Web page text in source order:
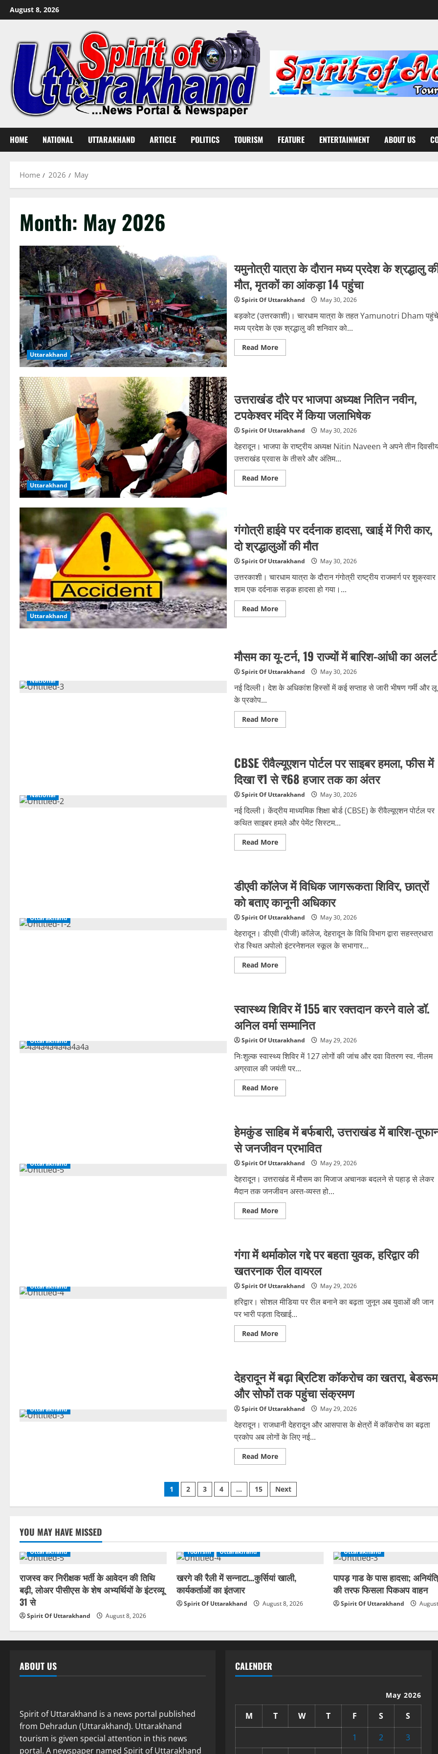
Skip
to
August 8, 2026
HOME NATIONAL UTTARAKHAND ARTICLE POLITICS TOURISM FEATURE ENTERTAINMENT ABOUT US
Home 2026 May
Month: May 2026
Uttarakhand
यमुनोत्री यात्रा के दौरान मध्य प्रदेश के श्रद्धालु
मौत, मृतकों का आंकड़ा 14 पहुंचा
Spirit Of Uttarakhand May 30, 2026
बड़कोट (उत्तरकाशी)। चारधाम यात्रा के तहत Yamunotri Dham पहुंचे
मध्य प्रदेश के एक श्रद्धालु की शनिवार को...
Read MoreRead
more
मध्य
प्रदेश
के
श्रद्धालु
की
मौत,
मृतकों
का
आंकड़ा
14
पहुंचा
Uttarakhand
उत्तराखंड दौरे पर भाजपा अध्यक्ष नितिन नवीन,
टपकेश्वर मंदिर में किया जलाभिषेक
Spirit Of Uttarakhand May 30, 2026
देहरादून। भाजपा के राष्ट्रीय अध्यक्ष Nitin Naveen ने अपने तीन
उत्तराखंड प्रवास के तीसरे और अंतिम...
Read MoreRead
more
अध्यक्ष
नितिन
नवीन,
टपकेश्वर
मंदिर
में
किया
जलाभिषेक
Uttarakhand
गंगोत्री हाईवे पर दर्दनाक हादसा, खाई में गिरी कार,
दो श्रद्धालुओं की मौत
Spirit Of Uttarakhand May 30, 2026
उत्तरकाशी। चारधाम यात्रा के दौरान गंगोत्री राष्ट्रीय राजमार्ग पर शुक्रवार
शाम एक दर्दनाक सड़क हादसा हो गया।...
Read MoreRead
more
दर्दनाक
हादसा,
खाई
में
गिरी
कार,
दो
मौत
National
मौसम का यू-टर्न, 19 राज्यों में बारिश-आंधी का अलर्ट
Spirit Of Uttarakhand May 30, 2026
नई दिल्ली। देश के अधिकांश हिस्सों में कई सप्ताह से जारी भीषण गर्मी और लू
के प्रकोप...
Read MoreRead
more
टर्न,
19
राज्यों
में
बारिश-
आंधी
अलर्ट
National
CBSE रीवैल्यूएशन पोर्टल पर साइबर हमला, फीस में
दिखा ₹1 से ₹68 हजार तक का अंतर
Spirit Of Uttarakhand May 30, 2026
नई दिल्ली। केंद्रीय माध्यमिक शिक्षा बोर्ड (CBSE) के रीवैल्यूएशन पोर्टल पर
कथित साइबर हमले और पेमेंट सिस्टम...
Read MoreRead
more
पर
साइबर
फीस
दिखा
से
₹68
हजार
तक
का
अंतर
Uttarakhand
डीएवी कॉलेज में विधिक जागरूकता शिविर, छात्रों
को बताए कानूनी अधिकार
Spirit Of Uttarakhand May 30, 2026
देहरादून। डीएवी (पीजी) कॉलेज, देहरादून के विधि विभाग द्वारा सहस्त्रधारा
रोड स्थित अपोलो इंटरनेशनल स्कूल के सभागार...
Read MoreRead
more
विधिक
जागरूकता
छात्रों
को
बताए
अधिकार
Uttarakhand
स्वास्थ्य शिविर में 155 बार रक्तदान करने वाले डॉ.
अनिल वर्मा सम्मानित
Spirit Of Uttarakhand May 29, 2026
निःशुल्क स्वास्थ्य शिविर में 127 लोगों की जांच और दवा वितरण स्व. नीलम
अग्रवाल की जयंती पर...
Read MoreRead
more
155
बार
करने
डॉ.
वर्मा
सम्मानित
Uttarakhand
हेमकुंड साहिब में बर्फबारी, उत्तराखंड में बारिश-
से जनजीवन प्रभावित
Spirit Of Uttarakhand May 29, 2026
देहरादून। उत्तराखंड में मौसम का मिजाज अचानक बदलने से पहाड़ से लेकर
मैदान तक जनजीवन अस्त-व्यस्त हो...
Read MoreRead
more
बर्फबारी,
उत्तराखंड
में
बारिश-
तूफान
से
प्रभावित
Uttarakhand
गंगा में थर्माकोल गद्दे पर बहता युवक, हरिद्वार की
खतरनाक रील वायरल
Spirit Of Uttarakhand May 29, 2026
हरिद्वार। सोशल मीडिया पर रील बनाने का बढ़ता जुनून अब युवाओं की जान
पर भारी पड़ता दिखाई...
Read MoreRead
more
गद्दे
पर
युवक,
की
रील
वायरल
Uttarakhand
देहरादून में बढ़ा ब्रिटिश कॉकरोच का खतरा, बेडरूम
और सोफों तक पहुंचा संक्रमण
Spirit Of Uttarakhand May 29, 2026
देहरादून। राजधानी देहरादून और आसपास के क्षेत्रों में कॉकरोच का बढ़ता
प्रकोप अब लोगों के लिए नई...
Read MoreRead
more
में
बढ़ा
ब्रिटिश
तक
Posts
pagination
1 2 3 4 … 15 Next
YOU MAY HAVE MISSED
Uttarakhand
राजस्व कर निरीक्षक भर्ती के आवेदन की तिथि
बढ़ी, लोअर पीसीएस के शेष अभ्यर्थियों के इंटरव्यू
31 से
Spirit Of Uttarakhand August 8, 2026
Tourism Uttarakhand
खरगे की रैली में सन्नाटा…कुर्सियां खाली,
कार्यकर्ताओं का इंतजार
Spirit Of Uttarakhand August 8, 2026
Uttarakhand
पापड़ गाड के पास हादसा;
की तरफ फिसला पिकअप वाहन
Spirit Of Uttarakhand
ABOUT US
Spirit of Uttarakhand is a news portal published
from Dehradun (Uttarakhand). Uttarakhand
tourism is given special attention in this news
portal. A newspaper named Spirit of Uttarakhand
CALENDER
May 2026
M T W T F S
S
1
2
3